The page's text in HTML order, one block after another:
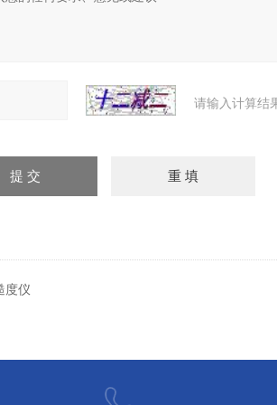
请输入计算结
度仪